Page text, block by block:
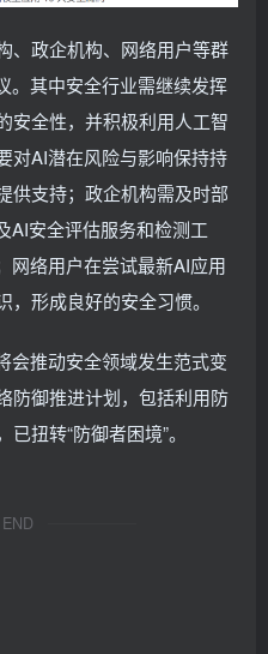
、政企机构、网络用户等群
。其中安全行业需继续发挥
安全性，并积极利用人工智
对AI潜在风险与影响保持持
供支持；政企机构需及时部
AI安全评估服务和检测工
网络用户在尝试最新AI应用
形成良好的安全习惯。
会推动安全领域发生范式变
防御推进计划，包括利用防
扭转“防御者困境”。